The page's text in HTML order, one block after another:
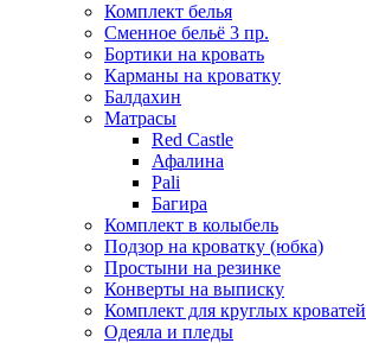
Комплект белья
Сменное бельё 3 пр.
Бортики на кровать
Карманы на кроватку
Балдахин
Матрасы
Red Castle
Афалина
Pali
Багира
Комплект в колыбель
Подзор на кроватку (юбка)
Простыни на резинке
Конверты на выписку
Комплект для круглых кроватей
Одеяла и пледы